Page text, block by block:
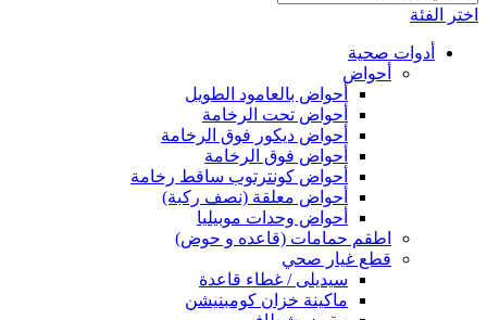
اختر الفئة
أدوات صحية
أحواض
أحواض بالعامود الطويل
أحواض تحت الرخامة
أحواض ديكور فوق الرخامة
أحواض فوق الرخامة
أحواض كونترتوب ساقط رخامة
أحواض معلقة (نصف ركبة)
أحواض وحدات موبيليا
اطقم حمامات (قاعده و حوض)
قطع غيار صحي
سيديلى / غطاء قاعدة
ماكينة خزان كومبنيشن